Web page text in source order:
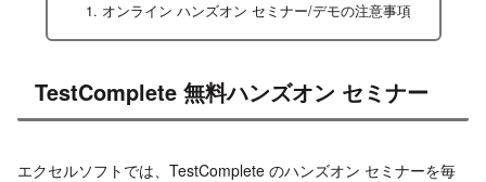
オンライン ハンズオン セミナー/デモの注意事項
TestComplete 無料ハンズオン セミナー
エクセルソフトでは、TestComplete のハンズオン セミナーを毎